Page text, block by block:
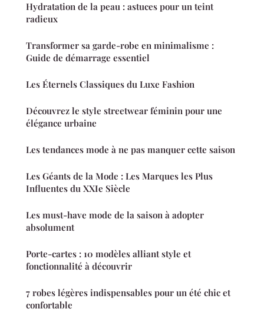
Hydratation de la peau : astuces pour un teint
radieux
Transformer sa garde-robe en minimalisme :
Guide de démarrage essentiel
Les Éternels Classiques du Luxe Fashion
Découvrez le style streetwear féminin pour une
élégance urbaine
Les tendances mode à ne pas manquer cette saison
Les Géants de la Mode : Les Marques les Plus
Influentes du XXIe Siècle
Les must-have mode de la saison à adopter
absolument
Porte-cartes : 10 modèles alliant style et
fonctionnalité à découvrir
7 robes légères indispensables pour un été chic et
confortable